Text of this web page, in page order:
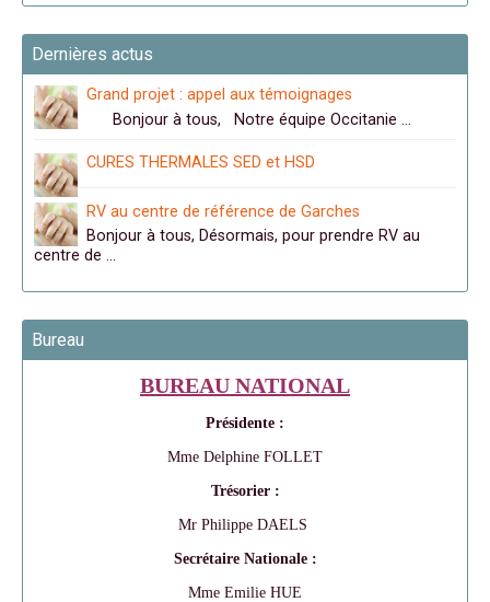
Dernières actus
Grand projet : appel aux témoignages
Bonjour à tous, Notre équipe Occitanie …
CURES THERMALES SED et HSD
RV au centre de référence de Garches
Bonjour à tous, Désormais, pour prendre RV au
centre de …
Bureau
BUREAU NATIONAL
Présidente :
Mme Delphine FOLLET
Trésorier :
Mr Philippe DAELS
Secrétaire Nationale :
Mme Emilie HUE